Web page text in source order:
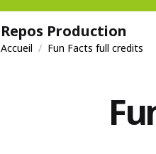
Repos Production
Accueil / Fun Facts full credits